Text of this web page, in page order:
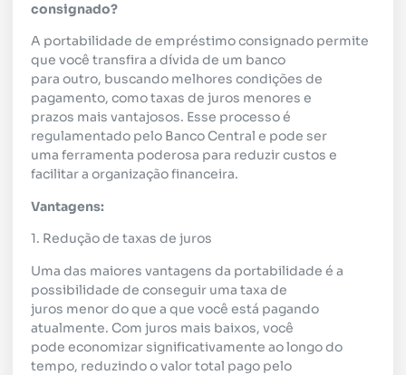
consignado?
A portabilidade de empréstimo consignado permite
que você transfira a dívida de um banco
para outro, buscando melhores condições de
pagamento, como taxas de juros menores e
prazos mais vantajosos. Esse processo é
regulamentado pelo Banco Central e pode ser
uma ferramenta poderosa para reduzir custos e
facilitar a organização financeira.
Vantagens:
1. Redução de taxas de juros
Uma das maiores vantagens da portabilidade é a
possibilidade de conseguir uma taxa de
juros menor do que a que você está pagando
atualmente. Com juros mais baixos, você
pode economizar significativamente ao longo do
tempo, reduzindo o valor total pago pelo